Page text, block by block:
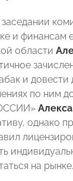
и финансам
области
и
по ним
однако
на рынке.